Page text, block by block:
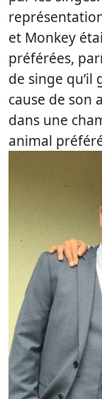
et Monkey
préférées,
de singe qu’il
cause de son
dans une
animal